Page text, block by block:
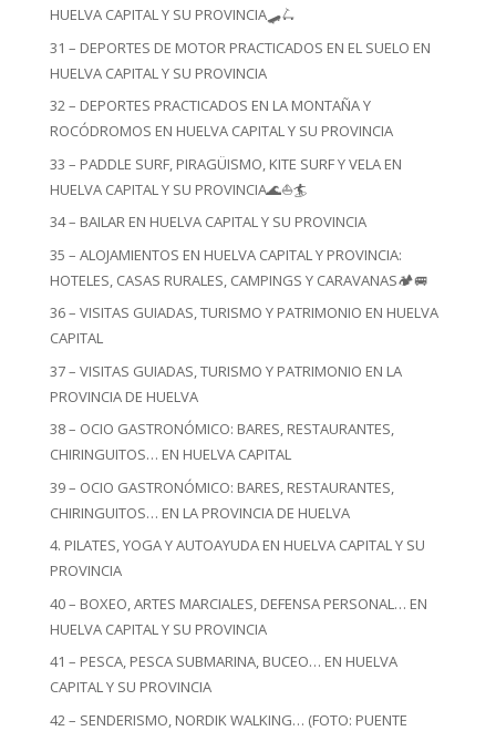
HUELVA CAPITAL Y SU PROVINCIA🛹🛴
31 – DEPORTES DE MOTOR PRACTICADOS EN EL SUELO EN
HUELVA CAPITAL Y SU PROVINCIA
32 – DEPORTES PRACTICADOS EN LA MONTAÑA Y
ROCÓDROMOS EN HUELVA CAPITAL Y SU PROVINCIA
33 – PADDLE SURF, PIRAGÜISMO, KITE SURF Y VELA EN
HUELVA CAPITAL Y SU PROVINCIA🌊⛵🏄
34 – BAILAR EN HUELVA CAPITAL Y SU PROVINCIA
35 – ALOJAMIENTOS EN HUELVA CAPITAL Y PROVINCIA:
HOTELES, CASAS RURALES, CAMPINGS Y CARAVANAS🏕️🚐
36 – VISITAS GUIADAS, TURISMO Y PATRIMONIO EN HUELVA
CAPITAL
37 – VISITAS GUIADAS, TURISMO Y PATRIMONIO EN LA
PROVINCIA DE HUELVA
38 – OCIO GASTRONÓMICO: BARES, RESTAURANTES,
CHIRINGUITOS… EN HUELVA CAPITAL
39 – OCIO GASTRONÓMICO: BARES, RESTAURANTES,
CHIRINGUITOS… EN LA PROVINCIA DE HUELVA
4. PILATES, YOGA Y AUTOAYUDA EN HUELVA CAPITAL Y SU
PROVINCIA
40 – BOXEO, ARTES MARCIALES, DEFENSA PERSONAL… EN
HUELVA CAPITAL Y SU PROVINCIA
41 – PESCA, PESCA SUBMARINA, BUCEO… EN HUELVA
CAPITAL Y SU PROVINCIA
42 – SENDERISMO, NORDIK WALKING… (FOTO: PUENTE